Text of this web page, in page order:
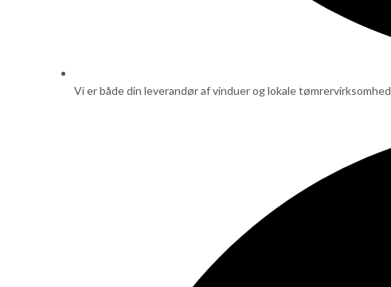
Vi er både din leverandør af vinduer og lokale tømrervirksomhed